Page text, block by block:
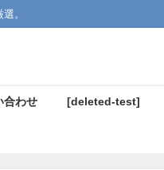
。
合わせ [deleted-test]